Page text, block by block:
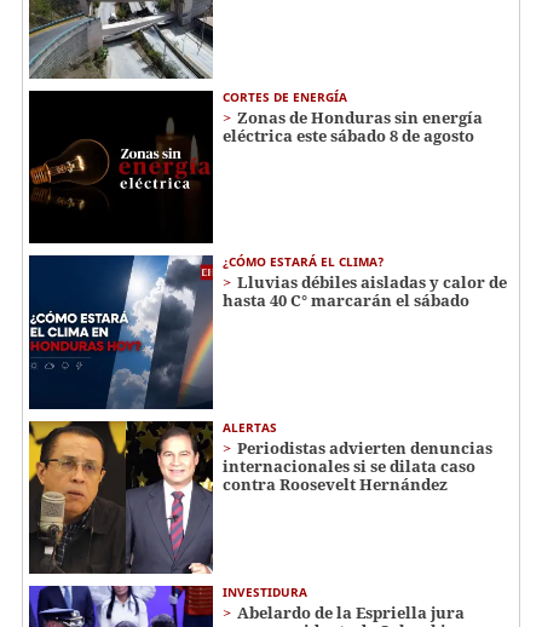
CORTES DE ENERGÍA
Zonas de Honduras sin energía
eléctrica este sábado 8 de agosto
¿CÓMO ESTARÁ EL CLIMA?
Lluvias débiles aisladas y calor de
hasta 40 C° marcarán el sábado
ALERTAS
Periodistas advierten denuncias
internacionales si se dilata caso
contra Roosevelt Hernández
INVESTIDURA
Abelardo de la Espriella jura